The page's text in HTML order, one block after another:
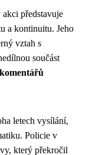
představuje
a kontinuitu. Jeho
vztah s
součást
letech vysílání,
Policie v
který překročil